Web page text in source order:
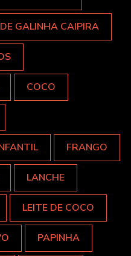
GALINHA CAIPIRA
COCO
FRANGO
LANCHE
LEITE DE COCO
PAPINHA